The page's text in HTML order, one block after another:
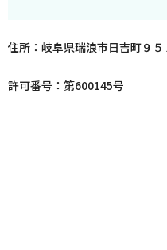
住所：岐阜県瑞浪市日吉町９５
許可番号：第600145号